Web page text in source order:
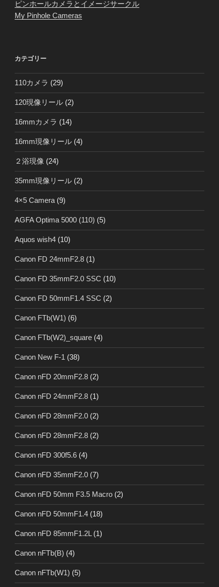
ピンホールカメラとイメージサークル
My Pinhole Cameras
カテゴリー
110カメラ (29)
120現像リール (2)
16mmカメラ (14)
16mm現像リール (4)
２浴現像 (24)
35mm現像リール (2)
4×5 Camera(9)
AGFA Optima 5000 (110) (5)
Aquos wish4 (10)
Canon FD 24mmF2.8 (1)
Canon FD 35mmF2.0 SSC (10)
Canon FD 50mmF1.4 SSC (2)
Canon FTb(W1) (6)
Canon FTb(W2)_square (4)
Canon New F-1 (38)
Canon nFD 20mmF2.8 (2)
Canon nFD 24mmF2.8 (1)
Canon nFD 28mmF2.0 (2)
Canon nFD 28mmF2.8 (2)
Canon nFD 300f5.6 (4)
Canon nFD 35mmF2.0 (7)
Canon nFD 50mm F3.5 Macro (2)
Canon nFD 50mmF1.4 (18)
Canon nFD 85mmF1.2L(1)
Canon nFTb(B) (4)
Canon nFTb(W1) (5)